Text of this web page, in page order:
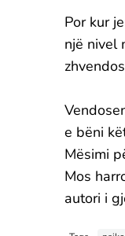
Por kur
një nivel
e bëni
Mësimi
Mos
autori i